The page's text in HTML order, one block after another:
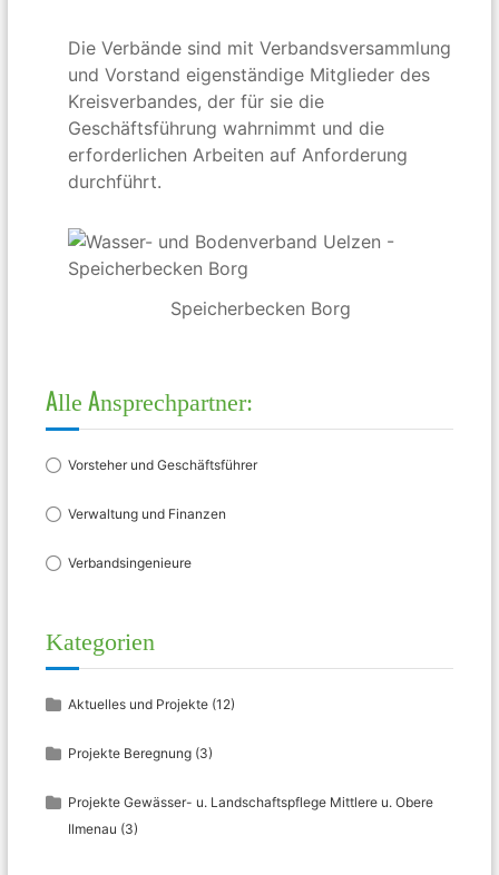
Die Verbände sind mit Verbandsversammlung
und Vorstand eigenständige Mitglieder des
Kreisverbandes, der für sie die
Geschäftsführung wahrnimmt und die
erforderlichen Arbeiten auf Anforderung
durchführt.
Speicherbecken Borg
Alle Ansprechpartner:
Vorsteher und Geschäftsführer
Verwaltung und Finanzen
Verbandsingenieure
Kategorien
Aktuelles und Projekte (12)
Projekte Beregnung (3)
Projekte Gewässer- u. Landschaftspflege Mittlere u. Obere
Ilmenau (3)